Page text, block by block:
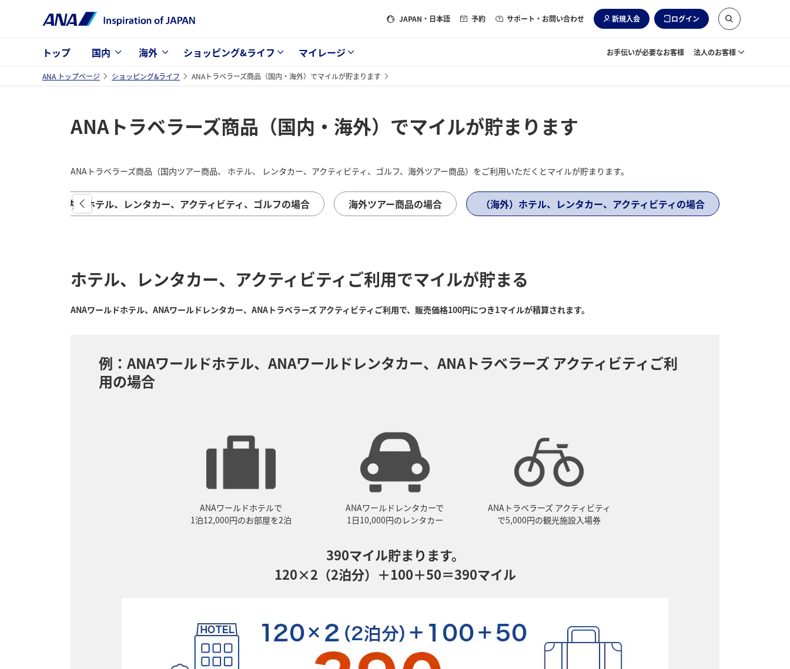
JAPAN ・日本語 予約 サポート・お問い合わせ 新規入会 ログイン
トップ 国内 海外 ショッピング&ライフ マイレージ お手伝いが必要なお客様 法人のお客様
ANA トップページ ショッピング&ライフ ANAトラベラーズ商品（国内・海外）でマイルが貯まります
ANAトラベラーズ商品（国内・海外）でマイルが貯まります
ANAトラベラーズ商品（国内ツアー商品、 ホテル、 レンタカー、アクティビティ、ゴルフ、海外ツアー商品）をご利用いただくとマイルが貯まります。
（国内）ホテル、レンタカー、アクティビティ、ゴルフの場合 海外ツアー商品の場合 （海外）ホテル、レンタカー、アクティビティの場合
ホテル、レンタカー、アクティビティご利用でマイルが貯まる
ANAワールドホテル、ANAワールドレンタカー、ANAトラベラーズ アクティビティご利用で、販売価格100円につき1マイルが積算されます。
例：ANAワールドホテル、ANAワールドレンタカー、ANAトラベラーズ アクティビティご利
用の場合
ANAワールドホテルで
1泊12,000円のお部屋を2泊
ANAワールドレンタカーで
1日10,000円のレンタカー
ANAトラベラーズ アクティビティ
で5,000円の観光施設入場券
390マイル貯まります。
120×2（2泊分）＋100＋50＝390マイル